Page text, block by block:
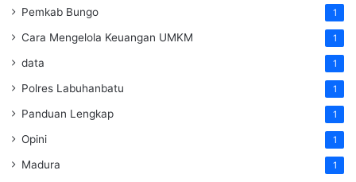
Pemkab Bungo 1
Cara Mengelola Keuangan UMKM 1
data 1
Polres Labuhanbatu 1
Panduan Lengkap 1
Opini 1
Madura 1